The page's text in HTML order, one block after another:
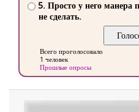
5. Просто у него манера
не сделать.
Всего проголосовало
1 человек
Прошлые опросы